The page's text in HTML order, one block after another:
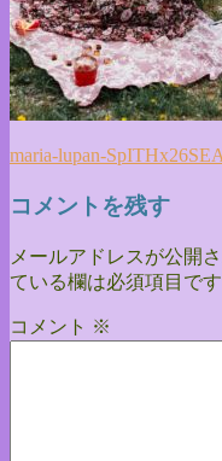
投
稿
ナ
ビ
ゲ
maria-lupan-
コメントを残す
メールアドレスが公開
ている欄は必須項目です
コメント ※